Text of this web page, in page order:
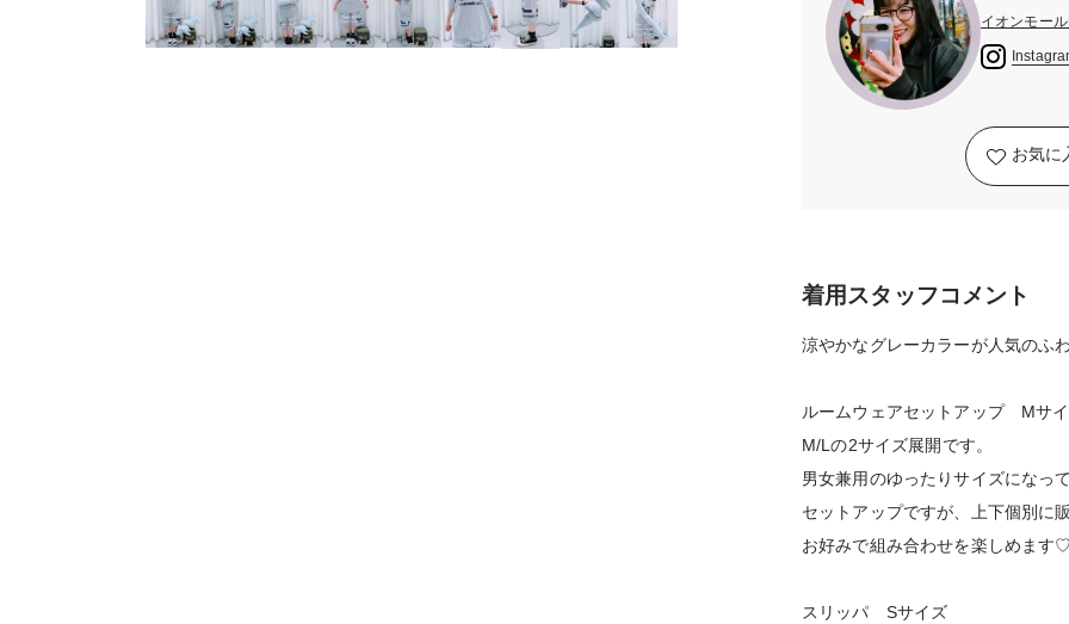
イオンモー
お気に
着用スタッフコメント
涼やかなグレーカラーが人気のふ
ルームウェアセットアップ Mサ
M/Lの2サイズ展開です。
男女兼用のゆったりサイズになっ
セットアップですが、上下個別に
お好みで組み合わせを楽しめます
スリッパ Sサイズ